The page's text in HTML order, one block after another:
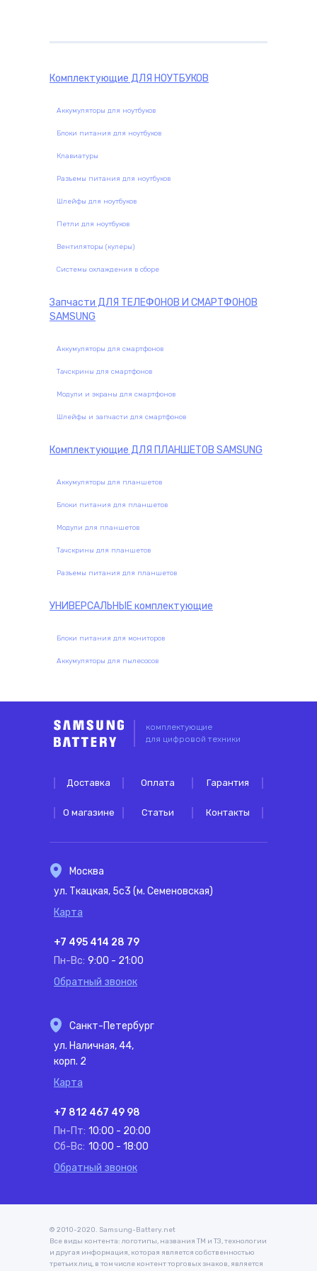
Комплектующие ДЛЯ НОУТБУКОВ
Аккумуляторы для ноутбуков
Блоки питания для ноутбуков
Клавиатуры
Разъемы питания для ноутбуков
Шлейфы для ноутбуков
Петли для ноутбуков
Вентиляторы (кулеры)
Системы охлаждения в сборе
Запчасти ДЛЯ ТЕЛЕФОНОВ И СМАРТФОНОВ
SAMSUNG
Аккумуляторы для смартфонов
Тачскрины для смартфонов
Модули и экраны для смартфонов
Шлейфы и запчасти для смартфонов
Комплектующие ДЛЯ ПЛАНШЕТОВ SAMSUNG
Аккумуляторы для планшетов
Блоки питания для планшетов
Модули для планшетов
Тачскрины для планшетов
Разъемы питания для планшетов
УНИВЕРСАЛЬНЫЕкомплектующие
Блоки питания для мониторов
Аккумуляторы для пылесосов
комплектующие
для цифровой техники
Доставка Оплата Гарантия
О магазине Статьи Контакты
Москва
ул. Ткацкая, 5с3 (м. Семеновская)
Карта
+7 495 414 28 79
Пн-Вс: 9:00 - 21:00
Обратный звонок
Санкт-Петербург
ул. Наличная, 44,
корп. 2
Карта
+7 812 467 49 98
Пн-Пт: 10:00 - 20:00
Сб-Вс: 10:00 - 18:00
Обратный звонок
© 2010-2020. Samsung-Battery.net
Все виды контента: логотипы, названия ТМ и ТЗ, технологии
и другая информация, которая является собственностью
третьих лиц, в том числе контент торговых знаков, является